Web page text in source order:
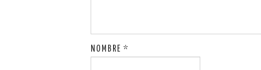
NOMBRE *